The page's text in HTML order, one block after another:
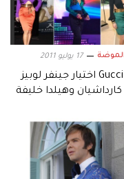
الموضة 17 يوليو 2011
ألوان Gucci اختيار جينفر لوبيز
وهيلدا خليفة